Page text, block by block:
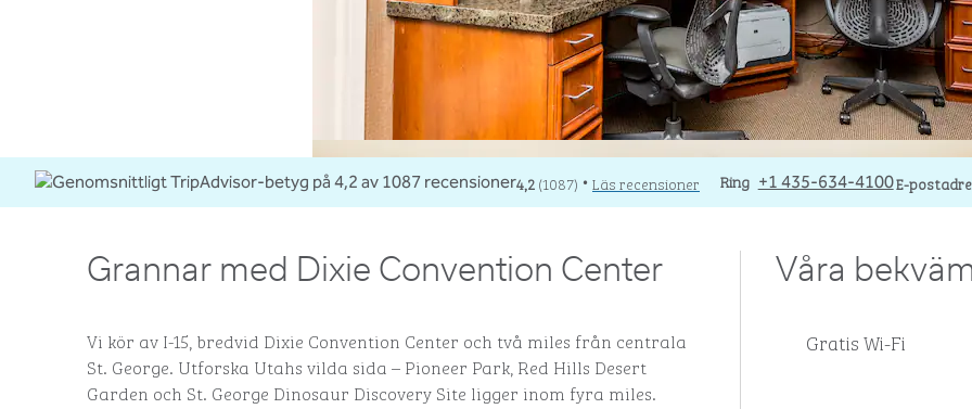
4,2(1087) • Läs recensioner Ring
Ring +1 435-634-4100E-
E-
Grannar med Dixie Convention Center
Vi kör av I-15, bredvid Dixie Convention Center och två miles från centrala
St. George. Utforska Utahs vilda sida – Pioneer Park, Red Hills Desert
Garden och St. George Dinosaur Discovery Site ligger inom fyra miles.
Våra
Gratis Wi-Fi